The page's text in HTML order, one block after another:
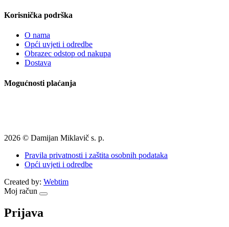
Korisnička podrška
O nama
Opći uvjeti i odredbe
Obrazec odstop od nakupa
Dostava
Mogućnosti plaćanja
2026 © Damijan Miklavič s. p.
Pravila privatnosti i zaštita osobnih podataka
Opći uvjeti i odredbe
Created by: Webtim
Moj račun
Prijava